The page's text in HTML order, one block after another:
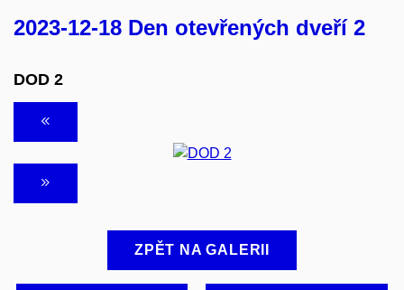
2023-12-18 Den otevřených dveří 2
DOD 2
ZPĚT NA GALERII